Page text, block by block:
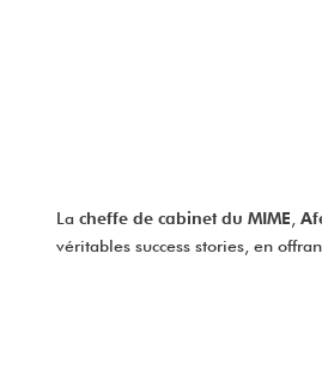
La cheffe de cabinet du MIME
véritables success stories, en